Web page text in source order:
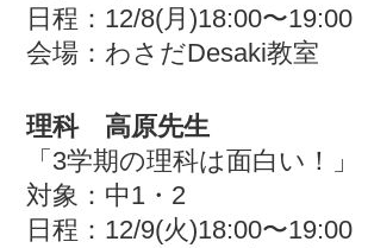
日程：12/8(月)18:00〜19:00
会場：わさだDesaki教室
理科 高原先生
「3学期の理科は面白い！」
対象：中1・2
日程：12/9(火)18:00〜19:00